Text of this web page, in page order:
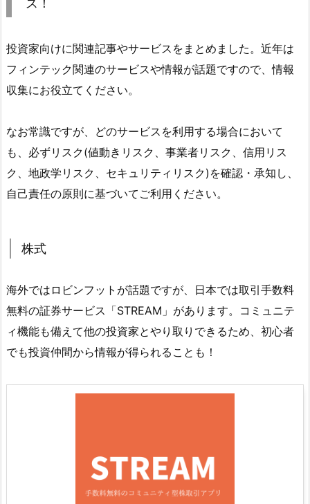
ス！
投資家向けに関連記事やサービスをまとめました。近年は
フィンテック関連のサービスや情報が話題ですので、情報
収集にお役立てください。
なお常識ですが、どのサービスを利用する場合において
も、必ずリスク(値動きリスク、事業者リスク、信用リス
ク、地政学リスク、セキュリティリスク)を確認・承知し、
自己責任の原則に基づいてご利用ください。
株式
海外ではロビンフットが話題ですが、日本では取引手数料
無料の証券サービス「STREAM」があります。コミュニテ
ィ機能も備えて他の投資家とやり取りできるため、初心者
でも投資仲間から情報が得られることも！